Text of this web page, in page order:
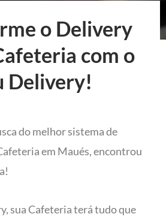
o Delivery
com o
Delivery!
do melhor sistema de
em Maués, encontrou
sua Cafeteria terá tudo que